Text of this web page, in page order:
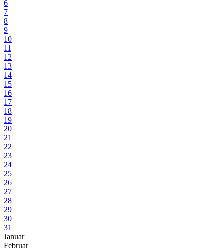
6
7
8
9
10
11
12
13
14
15
16
17
18
19
20
21
22
23
24
25
26
27
28
29
30
31
Januar
Februar